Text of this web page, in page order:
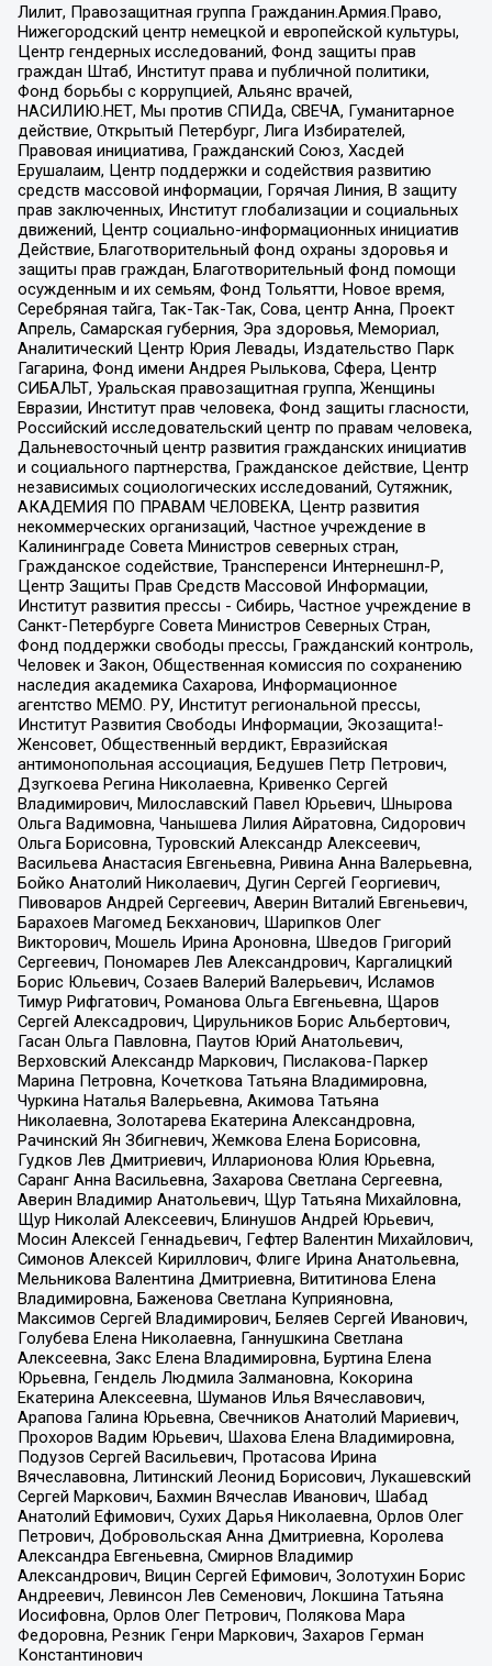
Лилит, Правозащитная группа Гражданин.Армия.Право,
Нижегородский центр немецкой и европейской культуры,
Центр гендерных исследований, Фонд защиты прав
граждан Штаб, Институт права и публичной политики,
Фонд борьбы с коррупцией, Альянс врачей,
НАСИЛИЮ.НЕТ, Мы против СПИДа, СВЕЧА, Гуманитарное
действие, Открытый Петербург, Лига Избирателей,
Правовая инициатива, Гражданский Союз, Хасдей
Ерушалаим, Центр поддержки и содействия развитию
средств массовой информации, Горячая Линия, В защиту
прав заключенных, Институт глобализации и социальных
движений, Центр социально-информационных инициатив
Действие, Благотворительный фонд охраны здоровья и
защиты прав граждан, Благотворительный фонд помощи
осужденным и их семьям, Фонд Тольятти, Новое время,
Серебряная тайга, Так-Так-Так, Сова, центр Анна, Проект
Апрель, Самарская губерния, Эра здоровья, Мемориал,
Аналитический Центр Юрия Левады, Издательство Парк
Гагарина, Фонд имени Андрея Рылькова, Сфера, Центр
СИБАЛЬТ, Уральская правозащитная группа, Женщины
Евразии, Институт прав человека, Фонд защиты гласности,
Российский исследовательский центр по правам человека,
Дальневосточный центр развития гражданских инициатив
и социального партнерства, Гражданское действие, Центр
независимых социологических исследований, Сутяжник,
АКАДЕМИЯ ПО ПРАВАМ ЧЕЛОВЕКА, Центр развития
некоммерческих организаций, Частное учреждение в
Калининграде Совета Министров северных стран,
Гражданское содействие, Трансперенси Интернешнл-Р,
Центр Защиты Прав Средств Массовой Информации,
Институт развития прессы - Сибирь, Частное учреждение в
Санкт-Петербурге Совета Министров Северных Стран,
Фонд поддержки свободы прессы, Гражданский контроль,
Человек и Закон, Общественная комиссия по сохранению
наследия академика Сахарова, Информационное
агентство МЕМО. РУ, Институт региональной прессы,
Институт Развития Свободы Информации, Экозащита!-
Женсовет, Общественный вердикт, Евразийская
антимонопольная ассоциация, Бедушев Петр Петрович,
Дзугкоева Регина Николаевна, Кривенко Сергей
Владимирович, Милославский Павел Юрьевич, Шнырова
Ольга Вадимовна, Чанышева Лилия Айратовна, Сидорович
Ольга Борисовна, Туровский Александр Алексеевич,
Васильева Анастасия Евгеньевна, Ривина Анна Валерьевна,
Бойко Анатолий Николаевич, Дугин Сергей Георгиевич,
Пивоваров Андрей Сергеевич, Аверин Виталий Евгеньевич,
Барахоев Магомед Бекханович, Шарипков Олег
Викторович, Мошель Ирина Ароновна, Шведов Григорий
Сергеевич, Пономарев Лев Александрович, Каргалицкий
Борис Юльевич, Созаев Валерий Валерьевич, Исламов
Тимур Рифгатович, Романова Ольга Евгеньевна, Щаров
Сергей Алексадрович, Цирульников Борис Альбертович,
Гасан Ольга Павловна, Паутов Юрий Анатольевич,
Верховский Александр Маркович, Пислакова-Паркер
Марина Петровна, Кочеткова Татьяна Владимировна,
Чуркина Наталья Валерьевна, Акимова Татьяна
Николаевна, Золотарева Екатерина Александровна,
Рачинский Ян Збигневич, Жемкова Елена Борисовна,
Гудков Лев Дмитриевич, Илларионова Юлия Юрьевна,
Саранг Анна Васильевна, Захарова Светлана Сергеевна,
Аверин Владимир Анатольевич, Щур Татьяна Михайловна,
Щур Николай Алексеевич, Блинушов Андрей Юрьевич,
Мосин Алексей Геннадьевич, Гефтер Валентин Михайлович,
Симонов Алексей Кириллович, Флиге Ирина Анатольевна,
Мельникова Валентина Дмитриевна, Вититинова Елена
Владимировна, Баженова Светлана Куприяновна,
Максимов Сергей Владимирович, Беляев Сергей Иванович,
Голубева Елена Николаевна, Ганнушкина Светлана
Алексеевна, Закс Елена Владимировна, Буртина Елена
Юрьевна, Гендель Людмила Залмановна, Кокорина
Екатерина Алексеевна, Шуманов Илья Вячеславович,
Арапова Галина Юрьевна, Свечников Анатолий Мариевич,
Прохоров Вадим Юрьевич, Шахова Елена Владимировна,
Подузов Сергей Васильевич, Протасова Ирина
Вячеславовна, Литинский Леонид Борисович, Лукашевский
Сергей Маркович, Бахмин Вячеслав Иванович, Шабад
Анатолий Ефимович, Сухих Дарья Николаевна, Орлов Олег
Петрович, Добровольская Анна Дмитриевна, Королева
Александра Евгеньевна, Смирнов Владимир
Александрович, Вицин Сергей Ефимович, Золотухин Борис
Андреевич, Левинсон Лев Семенович, Локшина Татьяна
Иосифовна, Орлов Олег Петрович, Полякова Мара
Федоровна, Резник Генри Маркович, Захаров Герман
Константинович